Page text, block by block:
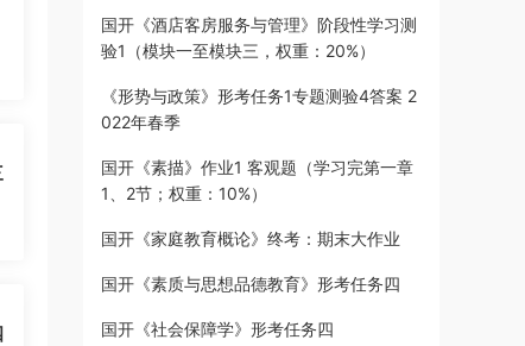
国开《酒店客房服务与管理》阶段性学习测
验1（模块一至模块三，权重：20%）
《形势与政策》形考任务1专题测验4答案 2
022年春季
国开《素描》作业1 客观题（学习完第一章
1、2节；权重：10%）
国开《家庭教育概论》终考：期末大作业
国开《素质与思想品德教育》形考任务四
国开《社会保障学》形考任务四